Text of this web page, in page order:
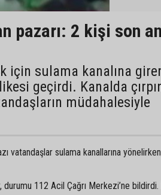
pazarı: 2 kişi son
için sulama kanalına
geçirdi. Kanalda
müdahalesiyle
vatandaşlar sulama kanallarına
112 Acil Çağrı Merkezi’ne bildirdi.